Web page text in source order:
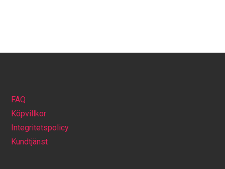
FAQ
Köpvillkor
Integritetspolicy
Kundtjänst